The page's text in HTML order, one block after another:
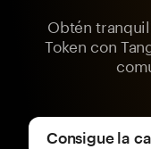
Obtén
Token con
Consigue la